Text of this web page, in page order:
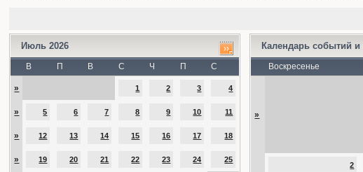
Июль 2026
В П В С Ч П С
» 1 2 3 4
» 5 6 7 8 9 10 11
» 12 13 14 15 16 17 18
» 19 20 21 22 23 24 25
Календарь событий
Воскресенье
»
2